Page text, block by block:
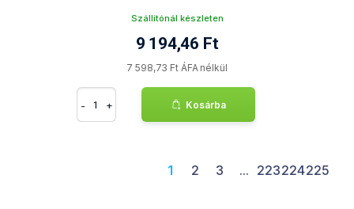
Szállítónál készleten
9 194,46 Ft
7 598,73 Ft ÁFA nélkül
- + Kosárba
1 2 3 ... 223224225